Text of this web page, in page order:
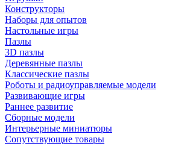
Конструкторы
Наборы для опытов
Настольные игры
Пазлы
3D пазлы
Деревянные пазлы
Классические пазлы
Роботы и радиоуправляемые модели
Развивающие игры
Раннее развитие
Сборные модели
Интерьерные миниатюры
Сопутствующие товары